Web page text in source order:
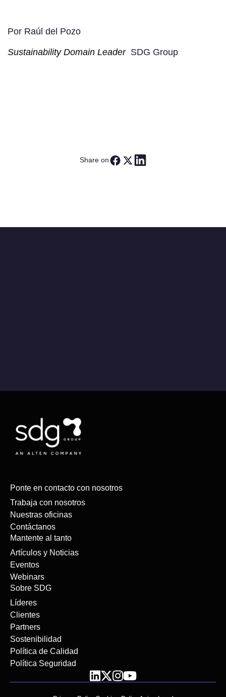
Por Raúl del Pozo
Sustainability Domain LeaderSDG Group
Share on
Ponte en contacto con nosotros
Trabaja con nosotros
Nuestras oficinas
Contáctanos
Mantente al tanto
Artículos y Noticias
Eventos
Webinars
Sobre SDG
Líderes
Clientes
Partners
Sostenibilidad
Política de Calidad
Política Seguridad